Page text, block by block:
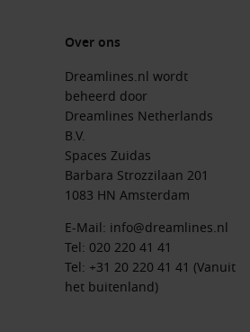
en hun unieke schepen
schepen in de vloot, bieden
unieke cruises naar Zeebrugge,
sfeer en diverse activiteiten
zijn voornamelijk vanuit
rederij heeft 4 schepen, met
klassieke luxe en kwaliteit, met
of Hamburg.
schepen, bieden MSC Preziosa en
ervaringen aan boord. Ze zijn
Over ons
Dreamlines.nl wordt
beheerd door
Dreamlines Netherlands
B.V.
Spaces Zuidas
Barbara Strozzilaan 201
1083 HN Amsterdam
E-Mail: info@dreamlines.nl
Tel: 020 220 41 41
Tel: +31 20 220 41 41 (Vanuit
het buitenland)